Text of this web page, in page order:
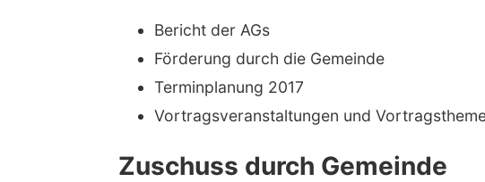
Bericht der AGs
Förderung durch die Gemeinde
Terminplanung 2017
Vortragsveranstaltungen und
Zuschuss durch Gemeinde